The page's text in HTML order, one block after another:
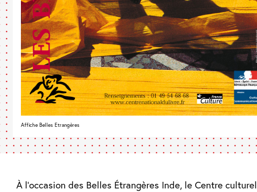
Affiche Belles Etrangères
À l’occasion des Belles Étrangères Inde, le Centre culturel